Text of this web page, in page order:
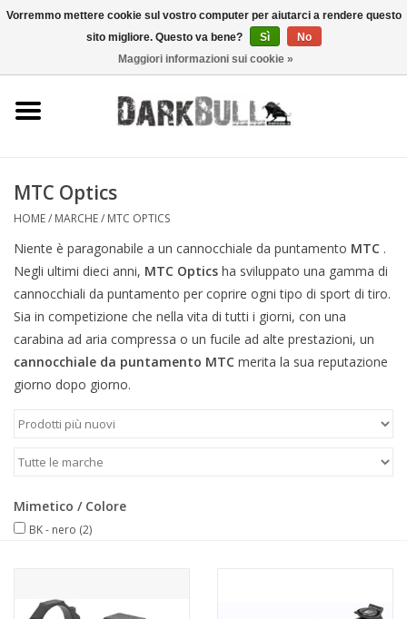
0 Articoli - €0,00
tiro
all'aperto
Ottica e laser
Marche
MTC Optics
HOME/ MARCHE/ MTC OPTICS
Niente è paragonabile a un cannocchiale da puntamento MTC .
Negli ultimi dieci anni, MTC Optics ha sviluppato una gamma di
cannocchiali da puntamento per coprire ogni tipo di sport di tiro.
Sia in competizione che nella vita di tutti i giorni, con una
carabina ad aria compressa o un fucile ad alte prestazioni, un
cannocchiale da puntamento MTC merita la sua reputazione
giorno dopo giorno.
Mimetico / Colore
BK - nero (2)
Vorremmo mettere cookie sul vostro computer per aiutarci a rendere questo
sito migliore. Questo va bene?
Sì
No
Maggiori informazioni sui cookie »